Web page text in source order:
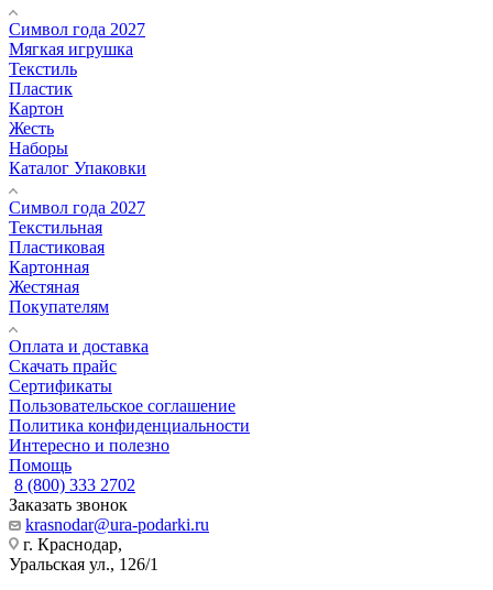
Символ года 2027
Мягкая игрушка
Текстиль
Пластик
Картон
Жесть
Наборы
Каталог Упаковки
Символ года 2027
Текстильная
Пластиковая
Картонная
Жестяная
Покупателям
Оплата и доставка
Скачать прайс
Сертификаты
Пользовательское соглашение
Политика конфиденциальности
Интересно и полезно
Помощь
8 (800) 333 2702
Заказать звонок
krasnodar@ura-podarki.ru
г. Краснодар,
Уральская ул., 126/1